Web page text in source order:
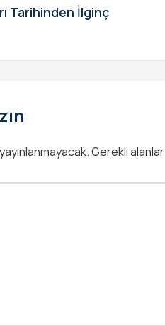
Tarihinden İlginç
Gerekli alanlar